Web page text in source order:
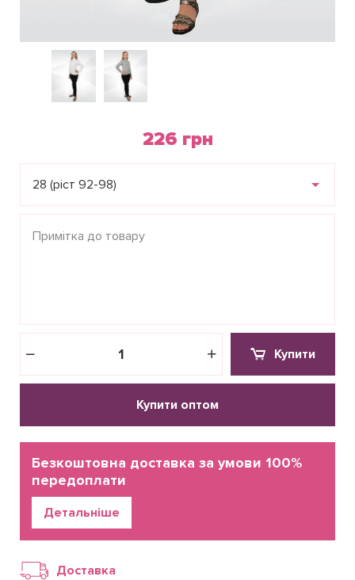
226 грн
28 (ріст 92-98)
Купити
Купити оптом
Детальніше
Безкоштовна доставка за умови 100%
передоплати
Доставка